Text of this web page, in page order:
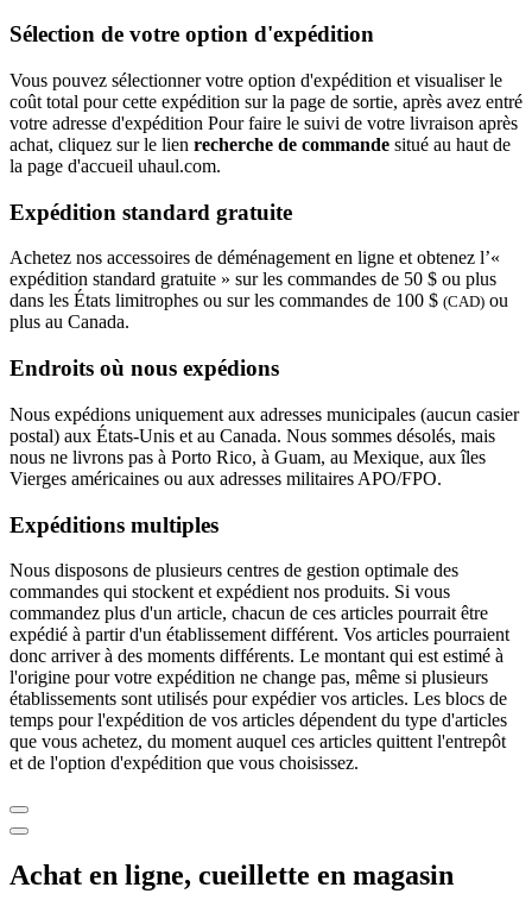
Sélection de votre option d'expédition
Vous pouvez sélectionner votre option d'expédition et visualiser le
coût total pour cette expédition sur la page de sortie, après avez entré
votre adresse d'expédition Pour faire le suivi de votre livraison après
achat, cliquez sur le lien recherche de commande situé au haut de
la page d'accueil uhaul.com.
Expédition standard gratuite
Achetez nos accessoires de déménagement en ligne et obtenez l’«
expédition standard gratuite » sur les commandes de 50 $ ou plus
dans les États limitrophes ou sur les commandes de 100 $ (CAD) ou
plus au Canada.
Endroits où nous expédions
Nous expédions uniquement aux adresses municipales (aucun casier
postal) aux États-Unis et au Canada. Nous sommes désolés, mais
nous ne livrons pas à Porto Rico, à Guam, au Mexique, aux îles
Vierges américaines ou aux adresses militaires APO/FPO.
Expéditions multiples
Nous disposons de plusieurs centres de gestion optimale des
commandes qui stockent et expédient nos produits. Si vous
commandez plus d'un article, chacun de ces articles pourrait être
expédié à partir d'un établissement différent. Vos articles pourraient
donc arriver à des moments différents. Le montant qui est estimé à
l'origine pour votre expédition ne change pas, même si plusieurs
établissements sont utilisés pour expédier vos articles. Les blocs de
temps pour l'expédition de vos articles dépendent du type d'articles
que vous achetez, du moment auquel ces articles quittent l'entrepôt
et de l'option d'expédition que vous choisissez.
Achat en ligne, cueillette en magasin